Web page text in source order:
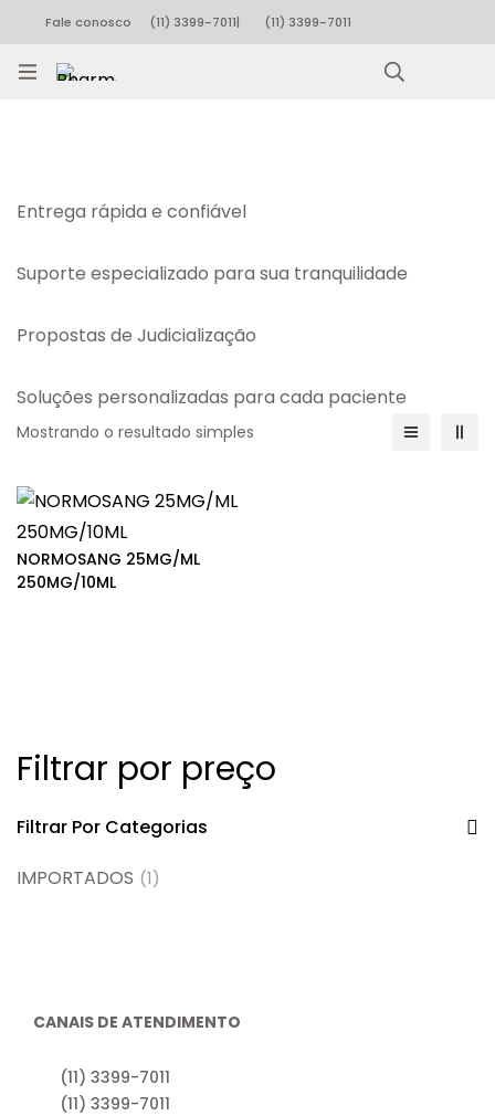
Fale conosco (11) 3399-7011|
(11) 3399-7011
Entrega rápida e confiável
Suporte especializado para sua tranquilidade
Propostas de Judicialização
Soluções personalizadas para cada paciente
Filtrar por preço
Filtrar Por Categorias
IMPORTADOS (1)
Mostrando o resultado simples
NORMOSANG 25MG/ML
250MG/10ML
CANAIS DE ATENDIMENTO
(11) 3399-7011
(11) 3399-7011